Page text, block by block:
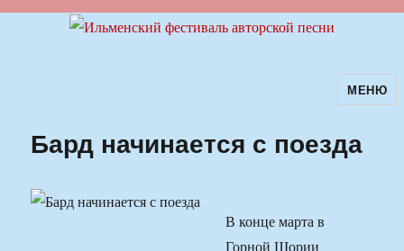
Ильменский фестиваль авторскойМЕНЮ
Бард начинается с поезда
В конце марта в
Горной Шории